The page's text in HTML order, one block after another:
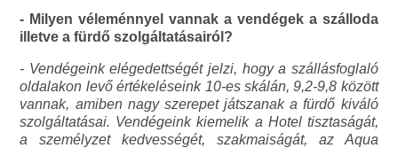
- Milyen véleménnyel vannak a vendégek a szálloda
illetve a fürdő szolgáltatásairól?
- Vendégeink elégedettségét jelzi, hogy a szállásfoglaló
oldalakon levő értékeléseink 10-es skálán, 9,2-9,8 között
vannak, amiben nagy szerepet játszanak a fürdő kiváló
szolgáltatásai. Vendégeink kiemelik a Hotel tisztaságát,
a személyzet kedvességét, szakmaiságát, az Aqua